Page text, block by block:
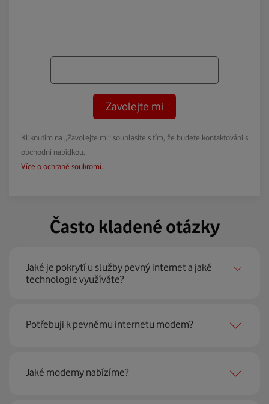
Zavolejte mi
Kliknutím na „Zavolejte mi“ souhlasíte s tím, že budete kontaktováni s
obchodní nabídkou.
Více o ochraně soukromí.
Často kladené otázky
Jaké je pokrytí u služby pevný internet a jaké
technologie využíváte?
Pevný internet můžeme nabídnout
domácností
Potřebuji k pevnému internetu modem?
Ano, potřebujete. Rádi vám ho poskytneme na splátky. U
modemu od Vodafonu navíc garantujeme plnou
Jaké modemy nabízíme?